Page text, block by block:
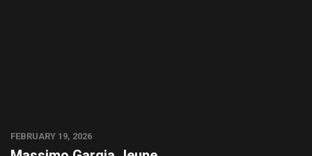
FEBRUARY 19, 2026